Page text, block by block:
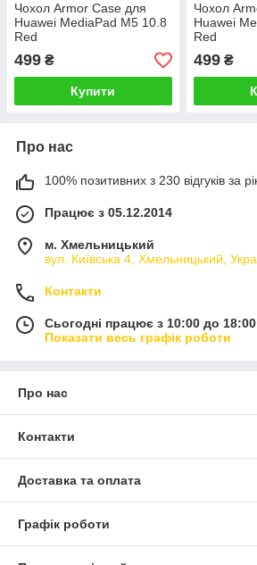
Чохол Armor Case для
Huawei MediaPad M5 10.8
Red
499 ₴
Купити
Чохол
Huawei
Red
499₴
Про нас
100% позитивних з 230 відгуків за
Працює з 05.12.2014
м. Хмельницький
вул. Київська 4, Хмельницький,
Контакти
Сьогодні працює з 10:00 до 18:00
Показати весь графік роботи
Про нас
Контакти
Доставка та оплата
Графік роботи